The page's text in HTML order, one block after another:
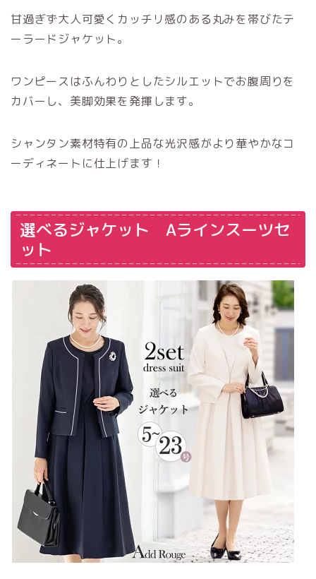
甘過ぎず大人可愛くカッチリ感のある丸みを帯びたテ
ーラードジャケット。
ワンピースはふんわりとしたシルエットでお腹周りを
カバーし、美脚効果を発揮します。
シャンタン素材特有の上品な光沢感がより華やかなコ
ーディネートに仕上げます！
選べるジャケット Aラインスーツセ
ット